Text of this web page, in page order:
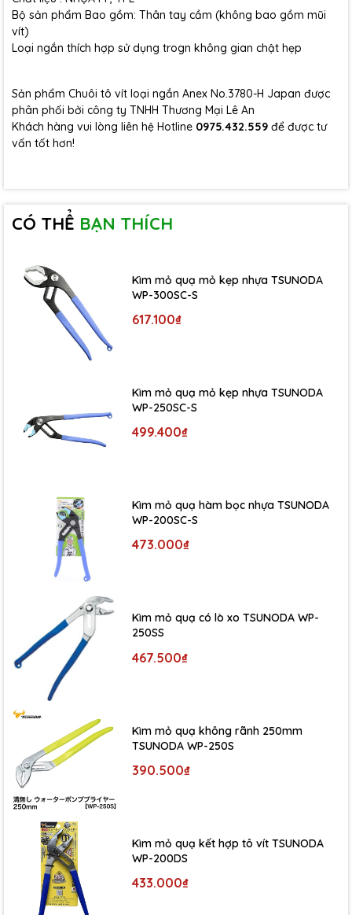
Bộ sản phẩm Bao gồm: Thân tay cầm (không bao gồm mũi
vít)
Loại ngắn thích hợp sử dụng trogn không gian chật hẹp
Sản phẩm Chuôi tô vít loại ngắn Anex No.3780-H Japan được
phân phối bởi công ty TNHH Thương Mại Lê An
Khách hàng vui lòng liên hệ Hotline 0975.432.559 để được tư
vấn tốt hơn!
CÓ THỂ BẠN THÍCH
Kìm mỏ quạ mỏ kẹp nhựa TSUNODA
WP-300SC-S
617.100₫
Kìm mỏ quạ mỏ kẹp nhựa TSUNODA
WP-250SC-S
499.400₫
Kìm mỏ quạ hàm bọc nhựa TSUNODA
WP-200SC-S
473.000₫
Kìm mỏ quạ có lò xo TSUNODA WP-
250SS
467.500₫
Kìm mỏ quạ không rãnh 250mm
TSUNODA WP-250S
390.500₫
Kìm mỏ quạ kết hợp tô vít TSUNODA
WP-200DS
433.000₫